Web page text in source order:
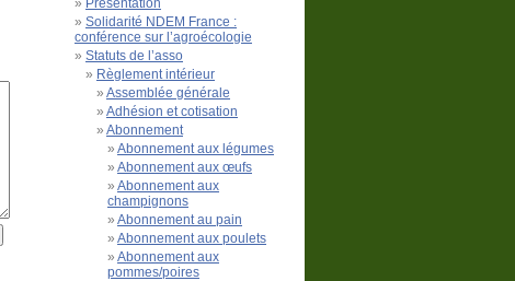
Présentation
Solidarité NDEM France :
conférence sur l’agroécologie
Statuts de l’asso
Règlement intérieur
Assemblée générale
Adhésion et cotisation
Abonnement
Abonnement aux légumes
Abonnement aux œufs
Abonnement aux
champignons
Abonnement au pain
Abonnement aux poulets
Abonnement aux
pommes/poires